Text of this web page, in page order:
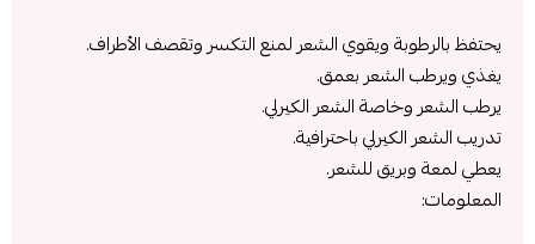
يحتفظ بالرطوبة ويقوي الشعر لمنع التكسر وتقصف الأطراف.
يغذي ويرطب الشعر بعمق.
يرطب الشعر وخاصة الشعر الكيرلي.
تدريب الشعر الكيرلي باحترافية.
يعطي لمعة وبريق للشعر.
المعلومات: